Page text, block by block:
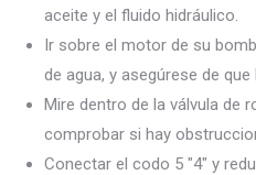
aceite y el fluido hidráulico.
Ir sobre el motor de su
de agua, y asegúrese de
Mire dentro de la válvula de
comprobar si hay
Conectar el codo 5 "4" y